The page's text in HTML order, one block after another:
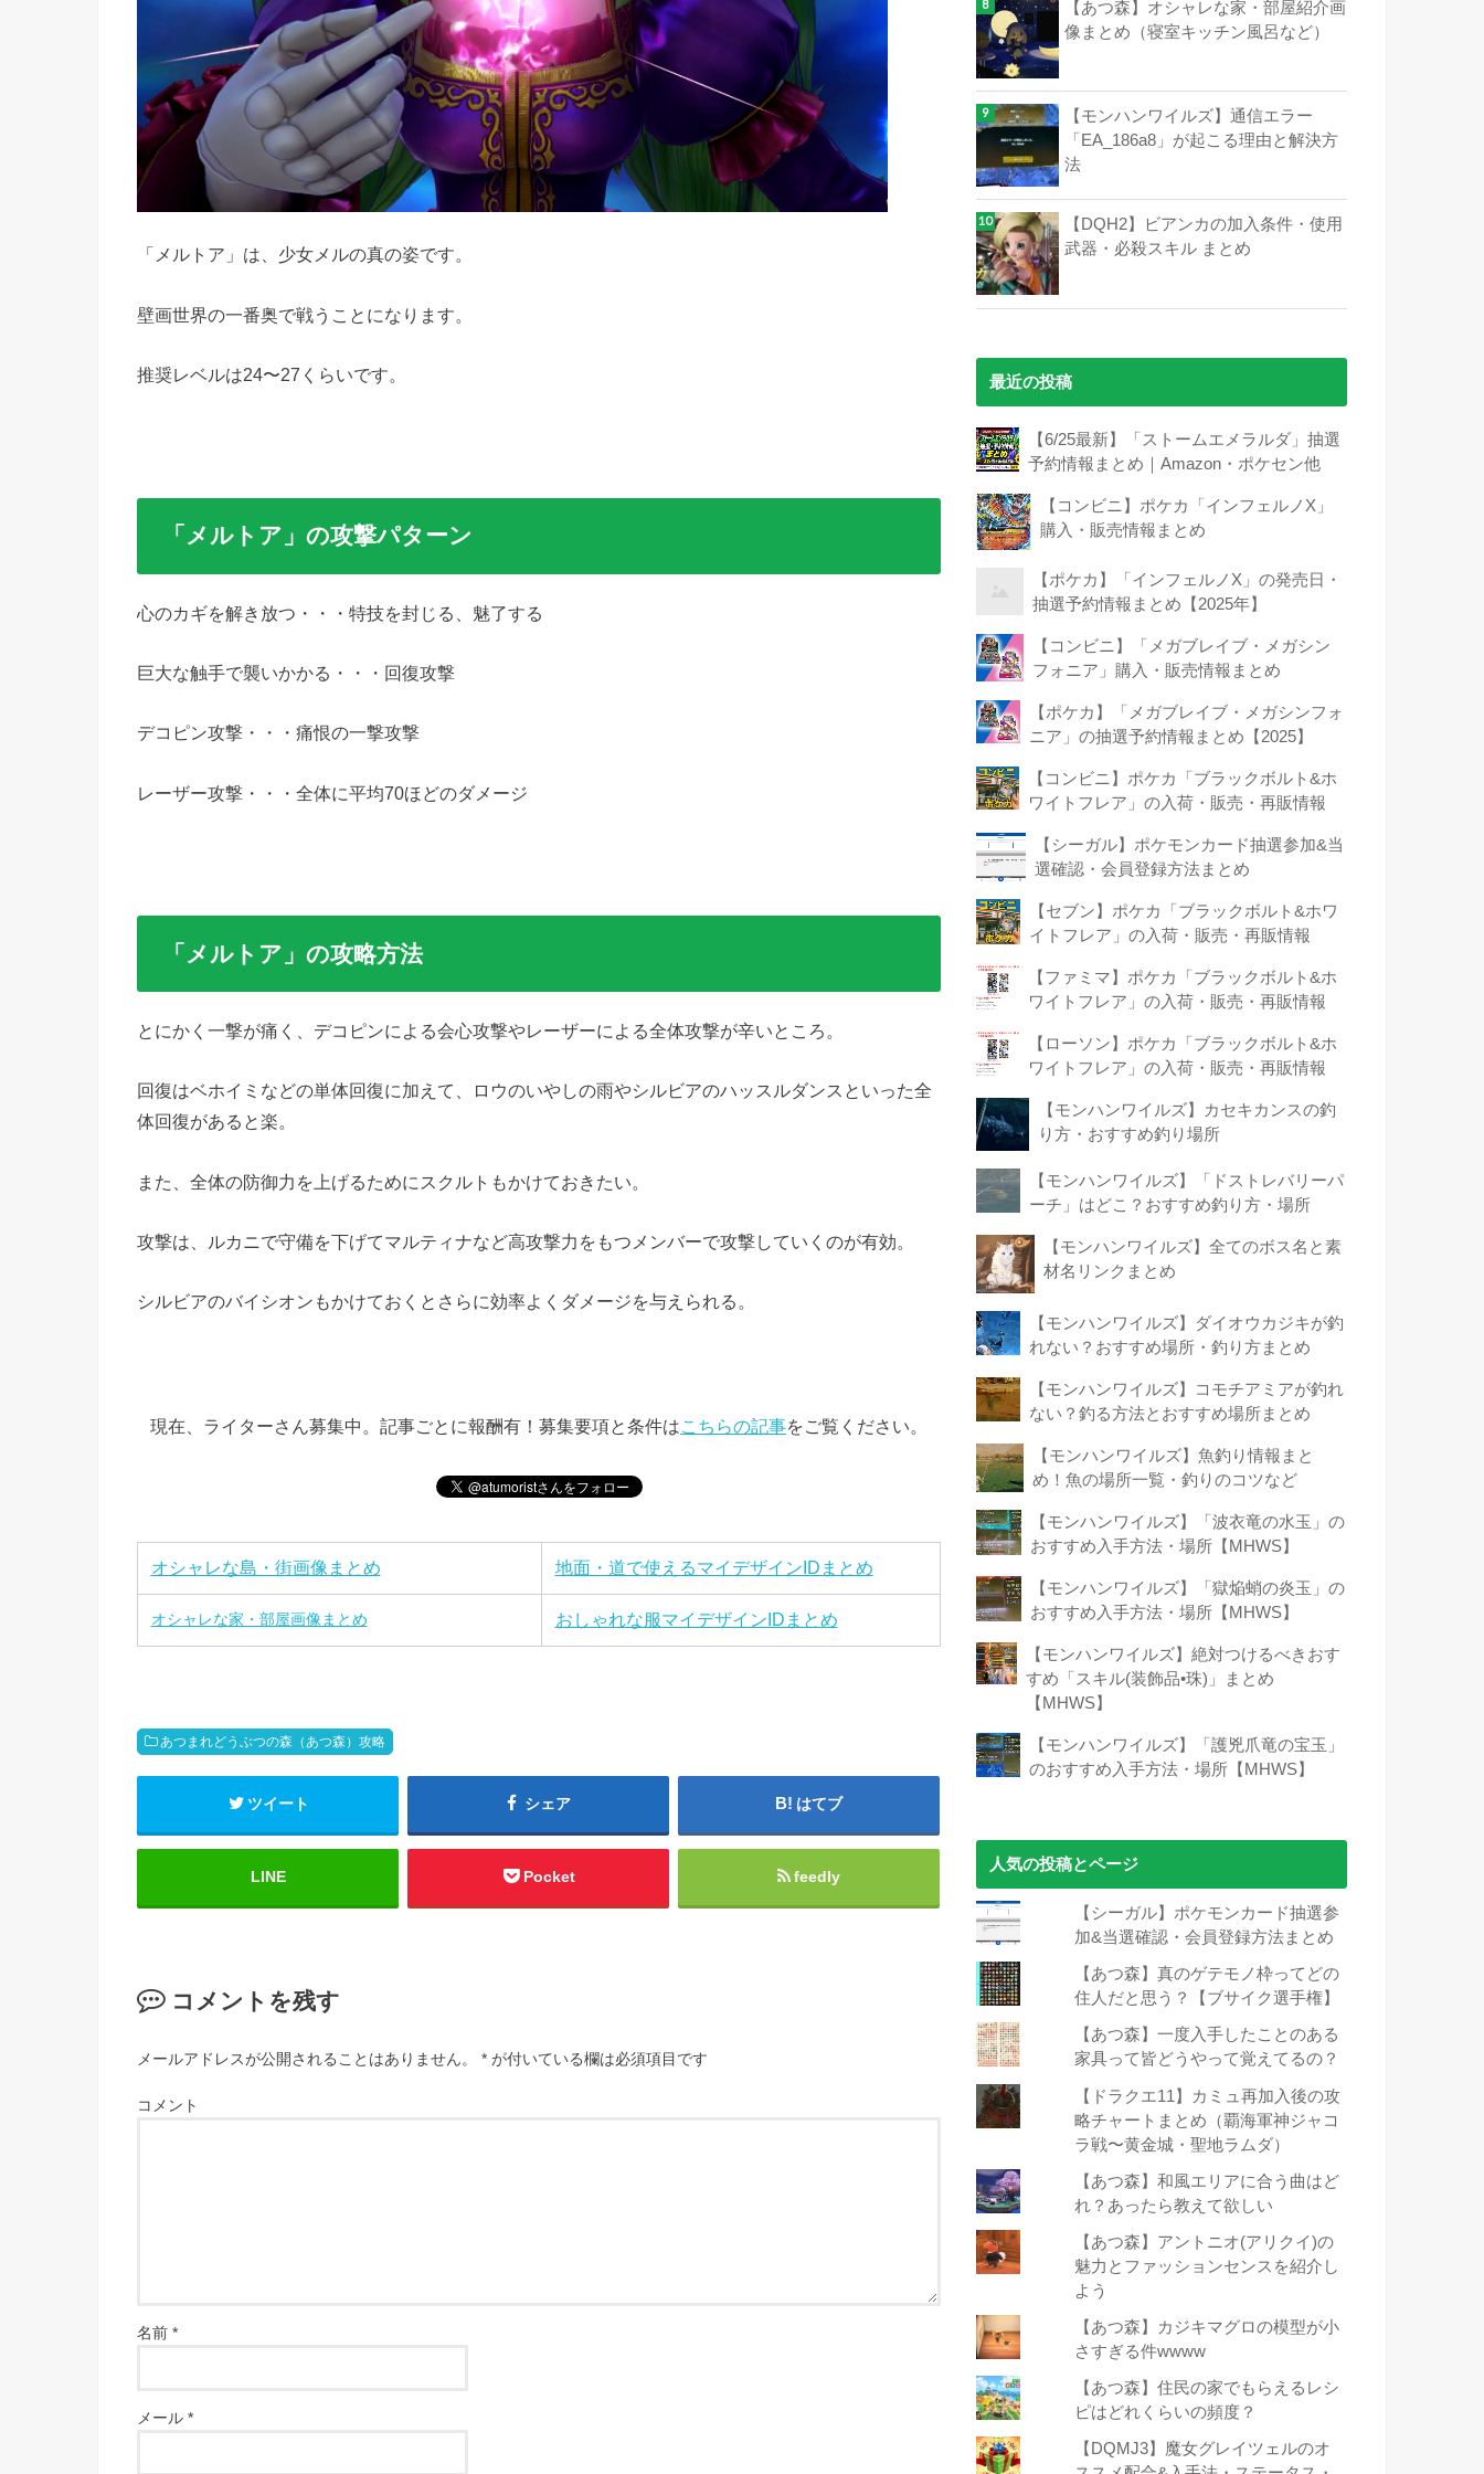
「メルトア」は、少女メルの真の姿です。
壁画世界の一番奥で戦うことになります。
推奨レベルは24〜27くらいです。
「メルトア」の攻撃パターン
心のカギを解き放つ・・・特技を封じる、魅了する
巨大な触手で襲いかかる・・・回復攻撃
デコピン攻撃・・・痛恨の一撃攻撃
レーザー攻撃・・・全体に平均70ほどのダメージ
「メルトア」の攻略方法
とにかく一撃が痛く、デコピンによる会心攻撃やレーザーによる全体攻撃が辛いところ。
回復はベホイミなどの単体回復に加えて、ロウのいやしの雨やシルビアのハッスルダンスといった全
体回復があると楽。
また、全体の防御力を上げるためにスクルトもかけておきたい。
攻撃は、ルカニで守備を下げてマルティナなど高攻撃力をもつメンバーで攻撃していくのが有効。
シルビアのバイシオンもかけておくとさらに効率よくダメージを与えられる。
現在、ライターさん募集中。記事ごとに報酬有！募集要項と条件はこちらの記事をご覧ください。
オシャレな島・街画像まとめ 地面・道で使えるマイデザインIDまとめ
オシャレな家・部屋画像まとめ おしゃれな服マイデザインIDまとめ
あつまれどうぶつの森（あつ森）攻略
ツイート シェア はてブ
LINE Pocket feedly
コメントを残す
メールアドレスが公開されることはありません。 * が付いている欄は必須項目です
コメント
名前 *
メール *
【あつ森】オシャレな家・部屋紹介画
像まとめ（寝室キッチン風呂など）
【モンハンワイルズ】通信エラー
「EA_186a8」が起こる理由と解決方
法
【DQH2】ビアンカの加入条件・使用
武器・必殺スキル まとめ
最近の投稿
【6/25最新】「ストームエメラルダ」抽選
予約情報まとめ｜Amazon・ポケセン他
【コンビニ】ポケカ「インフェルノX」
購入・販売情報まとめ
【ポケカ】「インフェルノX」の発売日・
抽選予約情報まとめ【2025年】
【コンビニ】「メガブレイブ・メガシン
フォニア」購入・販売情報まとめ
【ポケカ】「メガブレイブ・メガシンフォ
ニア」の抽選予約情報まとめ【2025】
【コンビニ】ポケカ「ブラックボルト&ホ
ワイトフレア」の入荷・販売・再販情報
【シーガル】ポケモンカード抽選参加&当
選確認・会員登録方法まとめ
【セブン】ポケカ「ブラックボルト&ホワ
イトフレア」の入荷・販売・再販情報
【ファミマ】ポケカ「ブラックボルト&ホ
ワイトフレア」の入荷・販売・再販情報
【ローソン】ポケカ「ブラックボルト&ホ
ワイトフレア」の入荷・販売・再販情報
【モンハンワイルズ】カセキカンスの釣
り方・おすすめ釣り場所
【モンハンワイルズ】「ドストレバリーパ
ーチ」はどこ？おすすめ釣り方・場所
【モンハンワイルズ】全てのボス名と素
材名リンクまとめ
【モンハンワイルズ】ダイオウカジキが釣
れない？おすすめ場所・釣り方まとめ
【モンハンワイルズ】コモチアミアが釣れ
ない？釣る方法とおすすめ場所まとめ
【モンハンワイルズ】魚釣り情報まと
め！魚の場所一覧・釣りのコツなど
【モンハンワイルズ】「波衣竜の水玉」の
おすすめ入手方法・場所【MHWS】
【モンハンワイルズ】「獄焔蛸の炎玉」の
おすすめ入手方法・場所【MHWS】
【モンハンワイルズ】絶対つけるべきおす
すめ「スキル(装飾品•珠)」まとめ
【MHWS】
【モンハンワイルズ】「護兇爪竜の宝玉」
のおすすめ入手方法・場所【MHWS】
人気の投稿とページ
【シーガル】ポケモンカード抽選参
加&当選確認・会員登録方法まとめ
【あつ森】真のゲテモノ枠ってどの
住人だと思う？【ブサイク選手権】
【あつ森】一度入手したことのある
家具って皆どうやって覚えてるの？
【ドラクエ11】カミュ再加入後の攻
略チャートまとめ（覇海軍神ジャコ
ラ戦〜黄金城・聖地ラムダ）
【あつ森】和風エリアに合う曲はど
れ？あったら教えて欲しい
【あつ森】アントニオ(アリクイ)の
魅力とファッションセンスを紹介し
よう
【あつ森】カジキマグロの模型が小
さすぎる件wwww
【あつ森】住民の家でもらえるレシ
ピはどれくらいの頻度？
【DQMJ3】魔女グレイツェルのオ